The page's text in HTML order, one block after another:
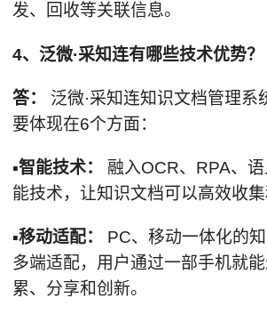
发、回收等关联信息。
4、泛微·采知连有哪些技术优势？
答：
泛微·采知连知识文档管理系
要体现在6个方面：
▪智能技术：
融入OCR、RPA、
能技术，让知识文档可以高效收集
▪移动适配：
PC、移动一体化的知
多端适配，用户通过一部手机就
累、分享和创新。